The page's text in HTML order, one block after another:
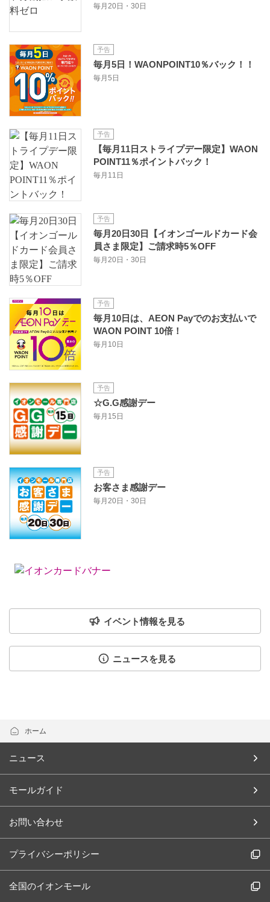
毎月20日・30日
予告
毎月5日！WAONPOINT10％バック！！
毎月5日
予告
【毎月11日ストライプデー限定】WAON
POINT11％ポイントバック！
毎月11日
予告
毎月20日30日【イオンゴールドカード会
員さま限定】ご請求時5％OFF
毎月20日・30日
予告
毎月10日は、AEON Payでのお支払いで
WAON POINT 10倍！
毎月10日
予告
☆G.G感謝デー
毎月15日
予告
お客さま感謝デー
毎月20日・30日
イベント情報を見る
ニュースを見る
ホーム
ニュース
モールガイド
お問い合わせ
プライバシーポリシー
全国のイオンモール